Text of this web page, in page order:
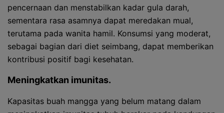
pencernaan dan menstabilkan kadar gula darah,
sementara rasa asamnya dapat meredakan mual,
terutama pada wanita hamil. Konsumsi yang moderat,
sebagai bagian dari diet seimbang, dapat memberikan
kontribusi positif bagi kesehatan.
Meningkatkan imunitas.
Kapasitas buah mangga yang belum matang dalam